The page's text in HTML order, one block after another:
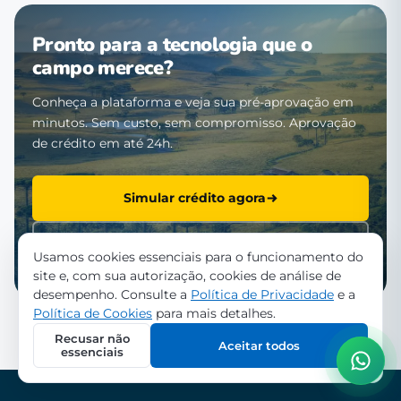
Pronto para a tecnologia que o
campo merece?
Conheça a plataforma e veja sua pré-aprovação em
minutos. Sem custo, sem compromisso. Aprovação
de crédito em até 24h.
Simular crédito agora
Usamos cookies essenciais para o funcionamento do
site e, com sua autorização, cookies de análise de
desempenho. Consulte a Política de Privacidade e a
Política de Cookies para mais detalhes.
Recusar não
essenciais
Aceitar todos